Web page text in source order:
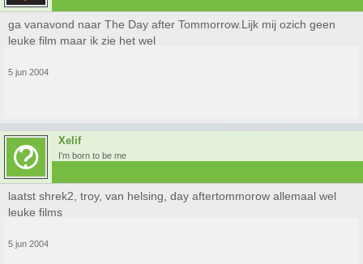
ga vanavond naar The Day after Tommorrow.Lijk mij ozich geen
leuke film maar ik zie het wel
5 jun 2004
Xelif
I'm born to be me
laatst shrek2, troy, van helsing, day aftertommorow allemaal wel
leuke films
5 jun 2004